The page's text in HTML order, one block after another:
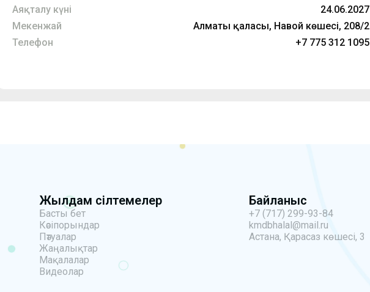
Аяқталу күні
24.06.2027
Мекенжай
Алматы қаласы, Навой көшесі, 208/2
Телефон
+7 775 312 1095
Жылдам сілтемелер
Басты бет
Кәсіпорындар
Пәтуалар
Жаңалықтар
Мақалалар
Видеолар
Байланыс
+7 (717) 299-93-84
kmdbhalal@mail.ru
Астана, Қарасаз көшесі, 3